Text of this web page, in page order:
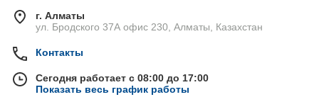
г. Алматы
ул. Бродского 37А офис 230, Алматы, Казахстан
Контакты
Сегодня работает с 08:00 до 17:00
Показать весь график работы